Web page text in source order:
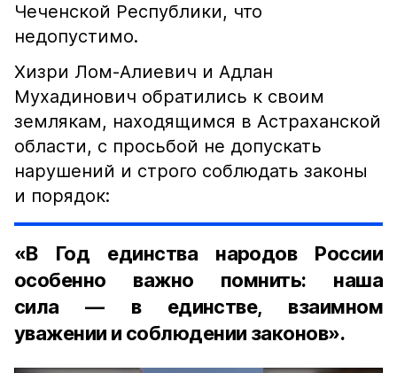
Чеченской Республики, что
недопустимо.
Хизри Лом-Алиевич и Адлан
Мухадинович обратились к своим
землякам, находящимся в Астраханской
области, с просьбой не допускать
нарушений и строго соблюдать законы
и порядок:
«В Год единства народов России
особенно важно помнить: наша
сила — в единстве, взаимном
уважении и соблюдении законов».